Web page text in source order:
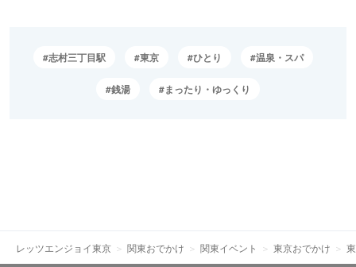
志村三丁目駅 東京 ひとり 温泉・スパ
銭湯 まったり・ゆっくり
レッツエンジョイ東京 関東おでかけ 関東イベント 東京おでかけ